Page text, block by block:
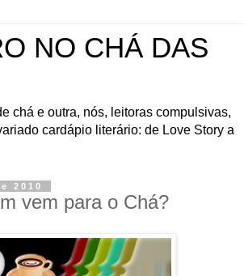
NO CHÁ DAS
chá e outra, nós, leitoras compulsivas,
cardápio literário: de Love Story a
2010
vem para o Chá?